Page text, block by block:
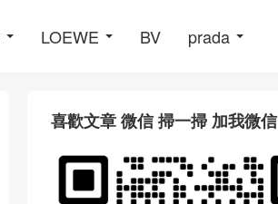
LOEWE BV prada
喜歡文章 微信 掃一掃 加我微信